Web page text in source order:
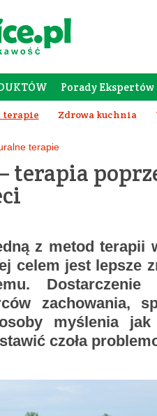
Porady Ekspertów
Forum
terapie Zdrowa kuchnia
terapie
terapia
z metod terapii
celem jest lepsze
zachowania,
myślenia
czoła